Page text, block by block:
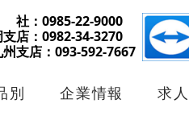
：0985-22-9000
支店：0982-34-3270
州支店：093-592-7667
別 企業情報 求